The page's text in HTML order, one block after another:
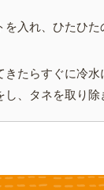
を入れ、ひたひ
きたらすぐに冷水
、タネを取り除